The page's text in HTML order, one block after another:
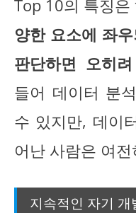
Top 10의 특징은
양한 요소에 좌
판단하면 오히
들어 데이터 분
수 있지만, 데이
어난 사람은 여
지속적인 자기